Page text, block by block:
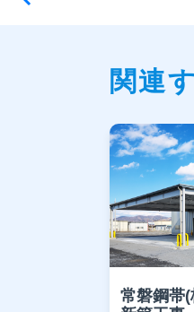
関連
常磐鋼帯